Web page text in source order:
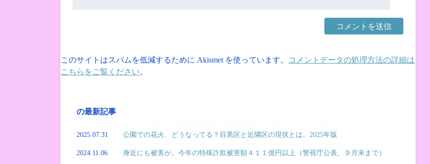
このサイトはスパムを低減するために Akismet を使っています。
コメントデータの処理方法の詳細は
こちらをご覧ください。
の最新記事
2025.07.31 公園での花火、どうなってる？目黒区と近隣区の現状とは。2025年版
2024.11.06 身近にも被害が。今年の特殊詐欺被害額４１１億円以上（警視庁公表、９月末まで）